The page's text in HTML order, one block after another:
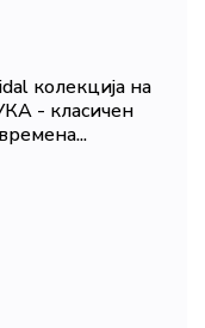
колекција на
- класичен